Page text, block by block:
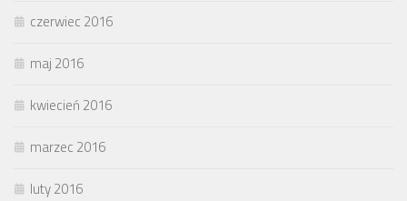
czerwiec 2016
maj 2016
kwiecień 2016
marzec 2016
luty 2016